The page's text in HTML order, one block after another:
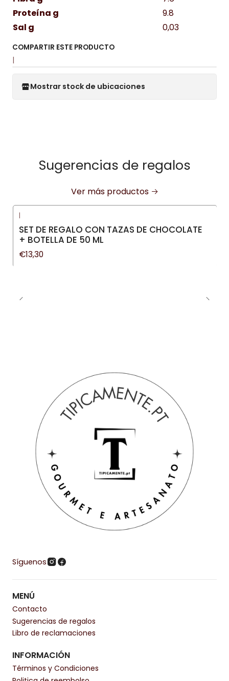
Proteína g
9.8
Sal g
0,03
COMPARTIR ESTE PRODUCTO
|
Mostrar stock de ubicaciones
Sugerencias de regalos
Ver más productos
|
SET DE REGALO CON TAZAS DE CHOCOLATE
+ BOTELLA DE 50 ML
€13,30
Síguenos
MENÚ
Contacto
Sugerencias de regalos
Libro de reclamaciones
INFORMACIÓN
Términos y Condiciones